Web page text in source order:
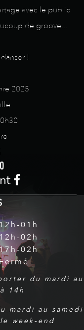
avec le public
de groove...
!
2025
01h
02h
02h
Fermé
du mardi au
14h
mardi au samedi
week-end